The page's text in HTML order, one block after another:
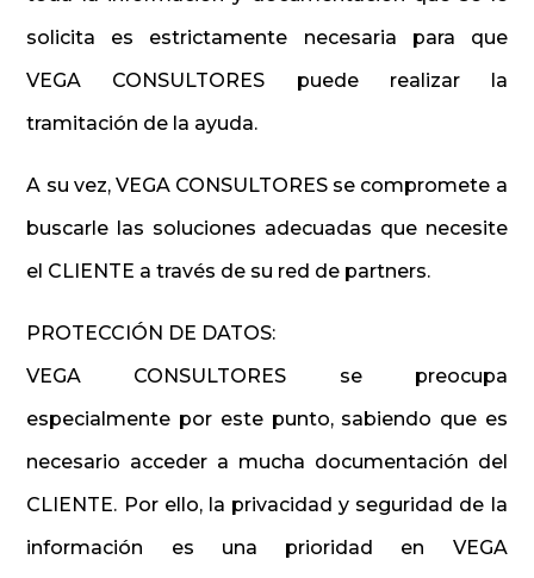
solicita es estrictamente necesaria para que
VEGA CONSULTORES puede realizar la
tramitación de la ayuda.
A su vez, VEGA CONSULTORES se compromete a
buscarle las soluciones adecuadas que necesite
el CLIENTE a través de su red de partners.
PROTECCIÓN DE DATOS:
VEGA CONSULTORES se preocupa
especialmente por este punto, sabiendo que es
necesario acceder a mucha documentación del
CLIENTE. Por ello, la privacidad y seguridad de la
información es una prioridad en VEGA